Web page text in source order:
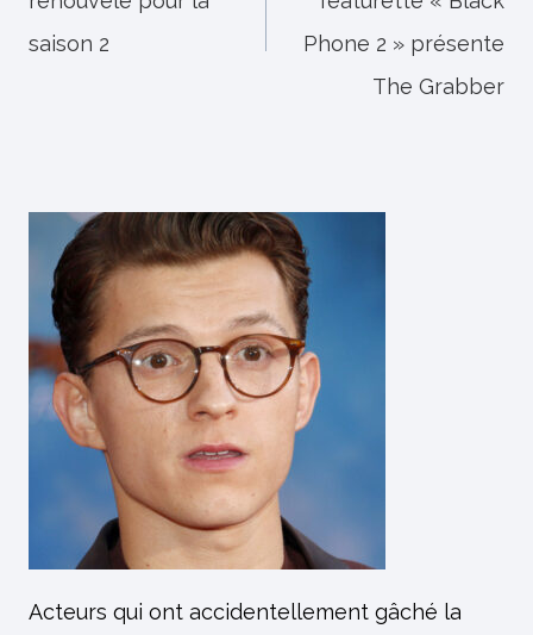
l’article
saison 2
Phone 2 » présente
The Grabber
Acteurs qui ont accidentellement gâché la